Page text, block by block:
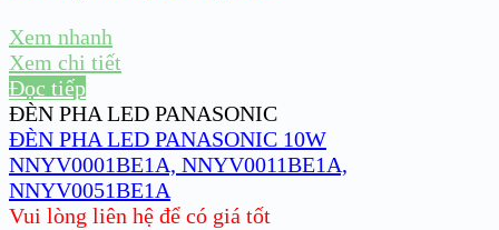
Xem nhanh
Xem chi tiết
Đọc tiếp
ĐÈN PHA LED PANASONIC
ĐÈN PHA LED PANASONIC 10W
NNYV0001BE1A, NNYV0011BE1A,
NNYV0051BE1A
Vui lòng liên hệ để có giá tốt